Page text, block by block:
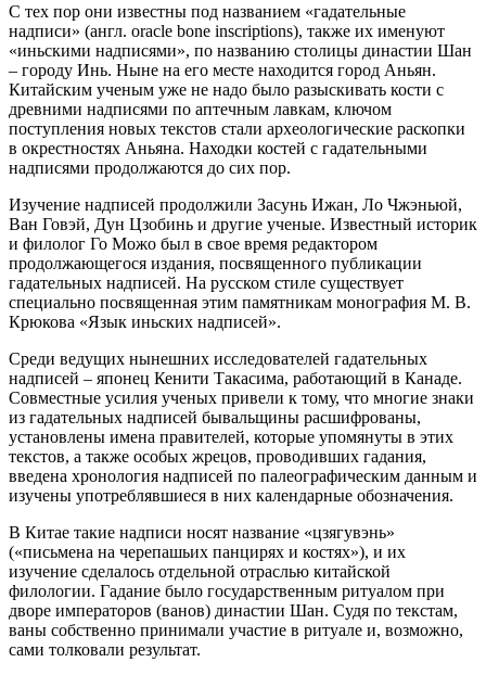
С тех пор они известны под названием «гадательные
надписи» (англ. oracle bone inscriptions), также их именуют
«иньскими надписями», по названию столицы династии Шан
– городу Инь. Ныне на его месте находится город Аньян.
Китайским ученым уже не надо было разыскивать кости с
древними надписями по аптечным лавкам, ключом
поступления новых текстов стали археологические раскопки
в окрестностях Аньяна. Находки костей с гадательными
надписями продолжаются до сих пор.
Изучение надписей продолжили Засунь Ижан, Ло Чжэньюй,
Ван Говэй, Дун Цзобинь и другие ученые. Известный историк
и филолог Го Можо был в свое время редактором
продолжающегося издания, посвященного публикации
гадательных надписей. На русском стиле существует
специально посвященная этим памятникам монография М. В.
Крюкова «Язык иньских надписей».
Среди ведущих нынешних исследователей гадательных
надписей – японец Кенити Такасима, работающий в Канаде.
Совместные усилия ученых привели к тому, что многие знаки
из гадательных надписей бывальщины расшифрованы,
установлены имена правителей, которые упомянуты в этих
текстов, а также особых жрецов, проводивших гадания,
введена хронология надписей по палеографическим данным и
изучены употреблявшиеся в них календарные обозначения.
В Китае такие надписи носят название «цзягувэнь»
(«письмена на черепашьих панцирях и костях»), и их
изучение сделалось отдельной отраслью китайской
филологии. Гадание было государственным ритуалом при
дворе императоров (ванов) династии Шан. Судя по текстам,
ваны собственно принимали участие в ритуале и, возможно,
сами толковали результат.